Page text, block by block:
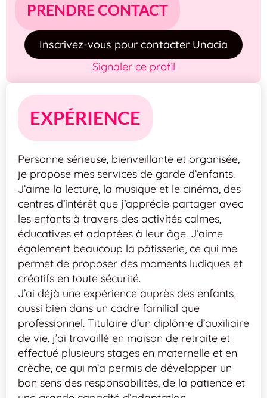
PRENDRE CONTACT
Inscrivez-vous pour contacter Unacia
Signaler ce profil
EXPÉRIENCE
Personne sérieuse, bienveillante et organisée,
je propose mes services de garde d’enfants.
J’aime la lecture, la musique et le cinéma, des
centres d’intérêt que j’apprécie partager avec
les enfants à travers des activités calmes,
éducatives et adaptées à leur âge. J’aime
également beaucoup la pâtisserie, ce qui me
permet de proposer des moments ludiques et
créatifs en toute sécurité.
J’ai déjà une expérience auprès des enfants,
aussi bien dans un cadre familial que
professionnel. Titulaire d’un diplôme d’auxiliaire
de vie, j’ai travaillé en maison de retraite et
effectué plusieurs stages en maternelle et en
crèche, ce qui m’a permis de développer un
bon sens des responsabilités, de la patience et